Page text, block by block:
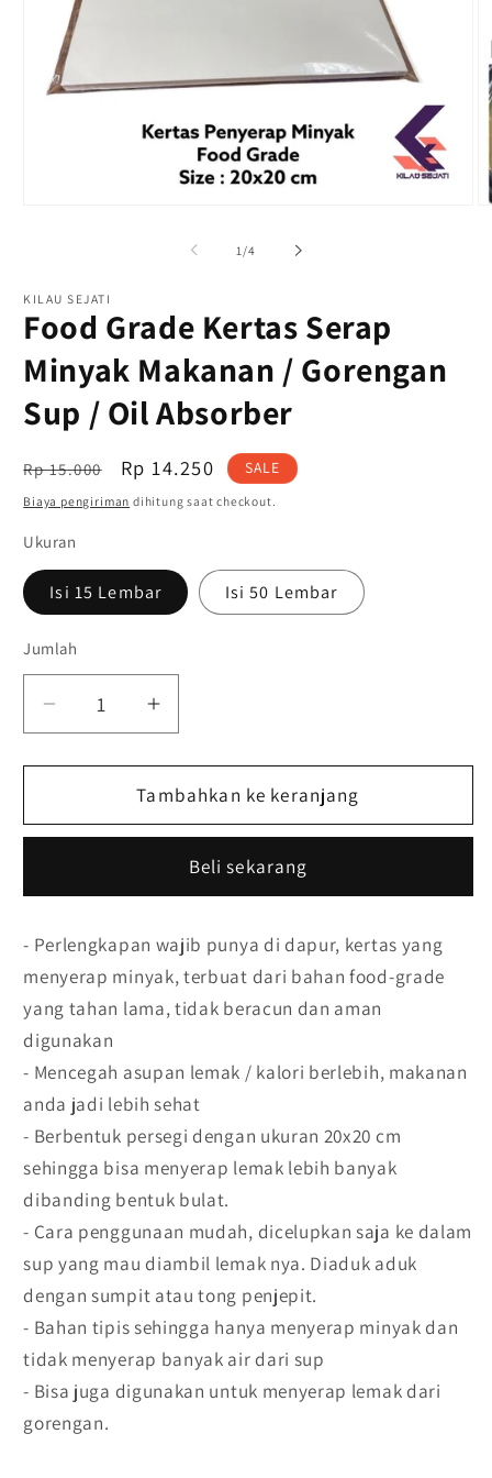
1 /dari
4
KILAU SEJATI
Food Grade Kertas Serap
Minyak Makanan / Gorengan
Sup / Oil Absorber
Harga
reguler
Rp 15.000
OFFER
PRICE
Rp 14.250 SALE
Biaya pengiriman dihitung saat checkout.
Ukuran
Isi 15 Lembar Isi 50 Lembar
Jumlah
Kurangi
jumlah
untuk
Grade
Minyak
/
Gorengan
Sup
/
Oil
Absorber
Tambah
jumlah
untuk
Food
Grade
Serap
Minyak
/
Gorengan
Sup
Absorber
Tambahkan ke keranjang
Beli sekarang
- Perlengkapan wajib punya di dapur, kertas yang
menyerap minyak, terbuat dari bahan food-grade
yang tahan lama, tidak beracun dan aman
digunakan
- Mencegah asupan lemak / kalori berlebih, makanan
anda jadi lebih sehat
- Berbentuk persegi dengan ukuran 20x20 cm
sehingga bisa menyerap lemak lebih banyak
dibanding bentuk bulat.
- Cara penggunaan mudah, dicelupkan saja ke dalam
sup yang mau diambil lemak nya. Diaduk aduk
dengan sumpit atau tong penjepit.
- Bahan tipis sehingga hanya menyerap minyak dan
tidak menyerap banyak air dari sup
- Bisa juga digunakan untuk menyerap lemak dari
gorengan.